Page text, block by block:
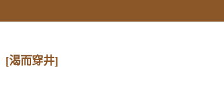
[渴而穿井]